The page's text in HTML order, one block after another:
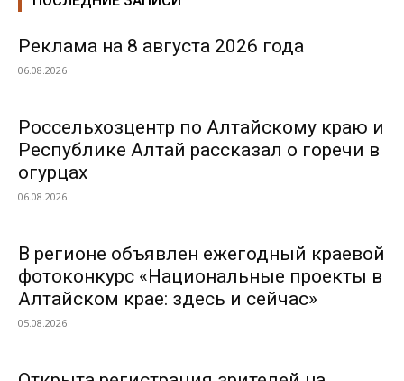
Реклама на 8 августа 2026 года
06.08.2026
Россельхозцентр по Алтайскому краю и
Республике Алтай рассказал о горечи в
огурцах
06.08.2026
В регионе объявлен ежегодный краевой
фотоконкурс «Национальные проекты в
Алтайском крае: здесь и сейчас»
05.08.2026